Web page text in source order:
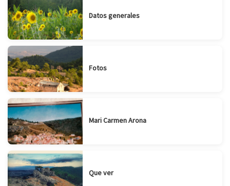
Datos generales
Fotos
Mari Carmen Arona
Que ver